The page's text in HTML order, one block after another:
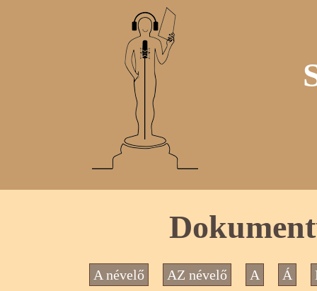
A névelő AZ névelő A Á